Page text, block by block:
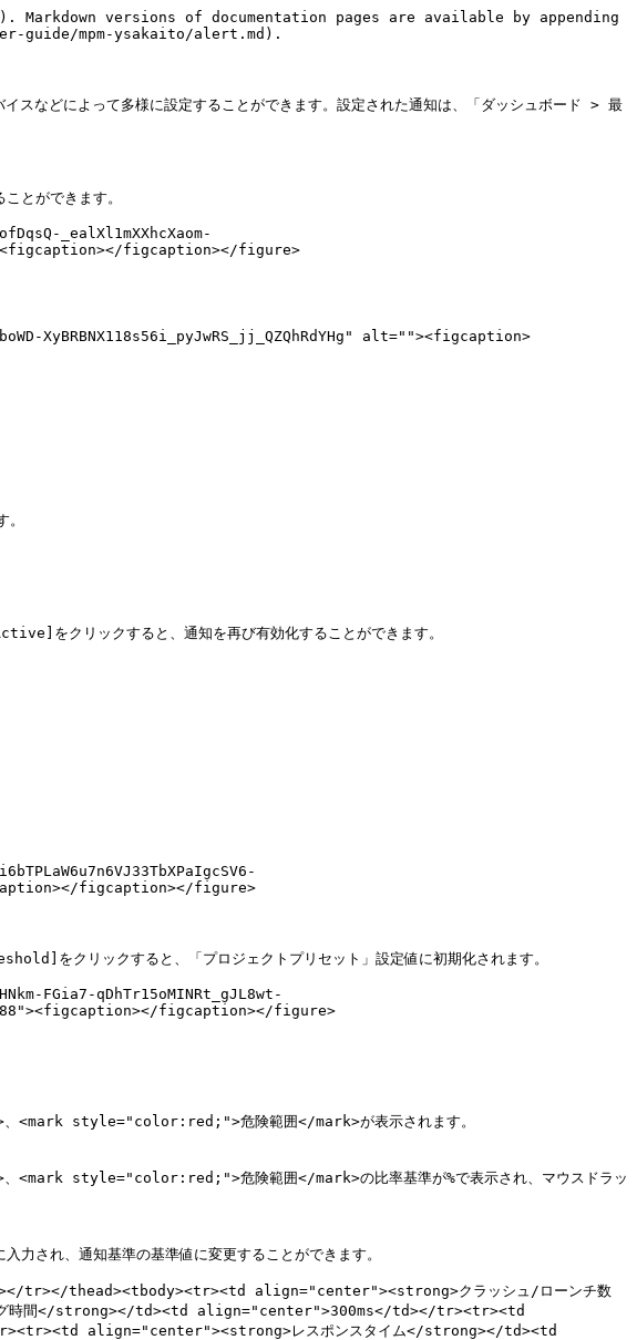
versions of documentation pages are available by appending
guide/mpm-ysakaito/alert.md).
スなどによって多様に設定することができます。設定された通知は、「ダッシュボード > 最
とができます。
_ealXl1mXXhcXaom-
figcaption></figure>
XyBRBNX118s56i_pyJwRS_jj_QZQhRdYHg" alt=""><figcaption>
をクリックすると、通知を再び有効化することができます。
figcaption></figure>
をクリックすると、「プロジェクトプリセット」設定値に初期化されます。
FGia7-qDhTr15oMINRt_gJL8wt-
figcaption></figure>
style="color:red;">危険範囲</mark>が表示されます。
style="color:red;">危険範囲</mark>の比率基準が%で表示され、マウスドラッ
力され、通知基準の基準値に変更することができます。
thead><tbody><tr><td align="center"><strong>クラッシュ/ローンチ数
時間</strong></td><td align="center">300ms</td></tr><tr><td
align="center"><strong>レスポンスタイム</strong></td><td